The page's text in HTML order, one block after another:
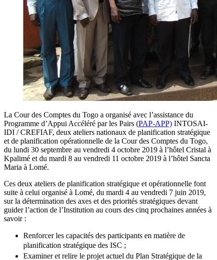
La Cour des Comptes du Togo a organisé avec l’assistance du
Programme d’Appui Accéléré par les Pairs (PAP-APP) INTOSAI-
IDI / CREFIAF, deux ateliers nationaux de planification stratégique
et de planification opérationnelle de la Cour des Comptes du Togo,
du lundi 30 septembre au vendredi 4 octobre 2019 à l’hôtel Cristal à
Kpalimé et du mardi 8 au vendredi 11 octobre 2019 à l’hôtel Sancta
Maria à Lomé.
Ces deux ateliers de planification stratégique et opérationnelle font
suite à celui organisé à Lomé, du mardi 4 au vendredi 7 juin 2019,
sur la détermination des axes et des priorités stratégiques devant
guider l’action de l’Institution au cours des cinq prochaines années à
savoir :
Renforcer les capacités des participants en matière de
planification stratégique des ISC ;
Examiner et relire le projet actuel du Plan Stratégique de la